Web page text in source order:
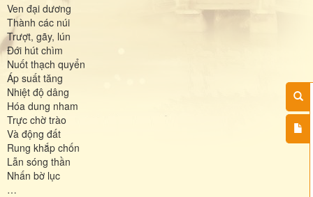
Ven đại dương
Thành các núi
Trượt, gãy, lún
Đới hút chìm
Nuốt thạch quyển
Áp suất tăng
Nhiệt độ dâng
Hóa dung nham
Trực chờ trào
Và động đất
Rung khắp chốn
Lẫn sóng thần
Nhấn bờ lục
…